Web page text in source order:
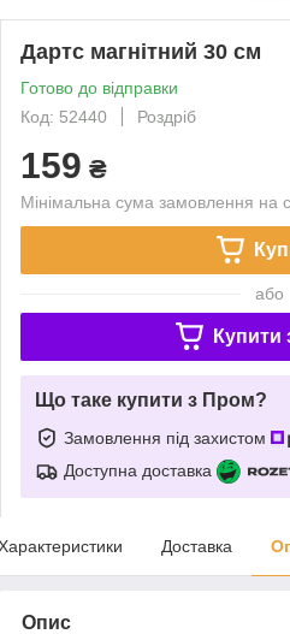
Дартс магнітний 30 см
Готово до відправки
Код: 52440
Роздріб
159 ₴
Мінімальна сума замовлення на
або
Купити
Що таке купити з Пром?
Замовлення під захистом
Доступна доставка
Доставка
Опис